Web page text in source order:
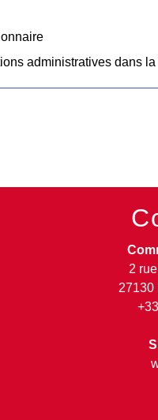
administratives dans
2
27130